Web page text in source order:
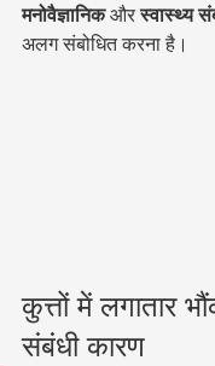
मनोवैज्ञानिक और स्वास्थ्य
अलग संबोधित करना है।
कुत्तों में लगातार
संबंधी कारण